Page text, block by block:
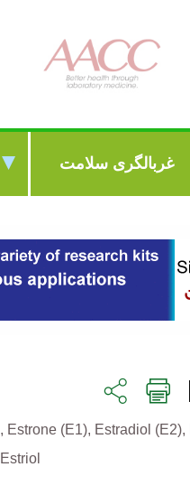
غربالگری سلامت
Estrone (E1) Estradiol (E2)